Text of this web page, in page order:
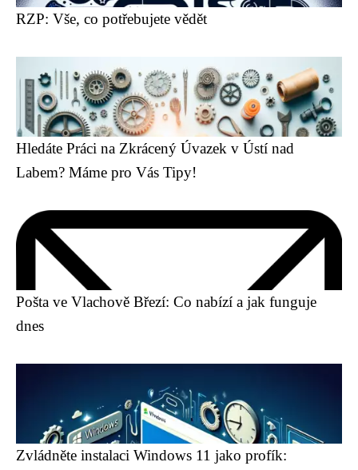
RZP: Vše, co potřebujete vědět
Hledáte Práci na Zkrácený Úvazek v Ústí nad
Labem? Máme pro Vás Tipy!
Pošta ve Vlachově Březí: Co nabízí a jak funguje
dnes
Zvládněte instalaci Windows 11 jako profík: